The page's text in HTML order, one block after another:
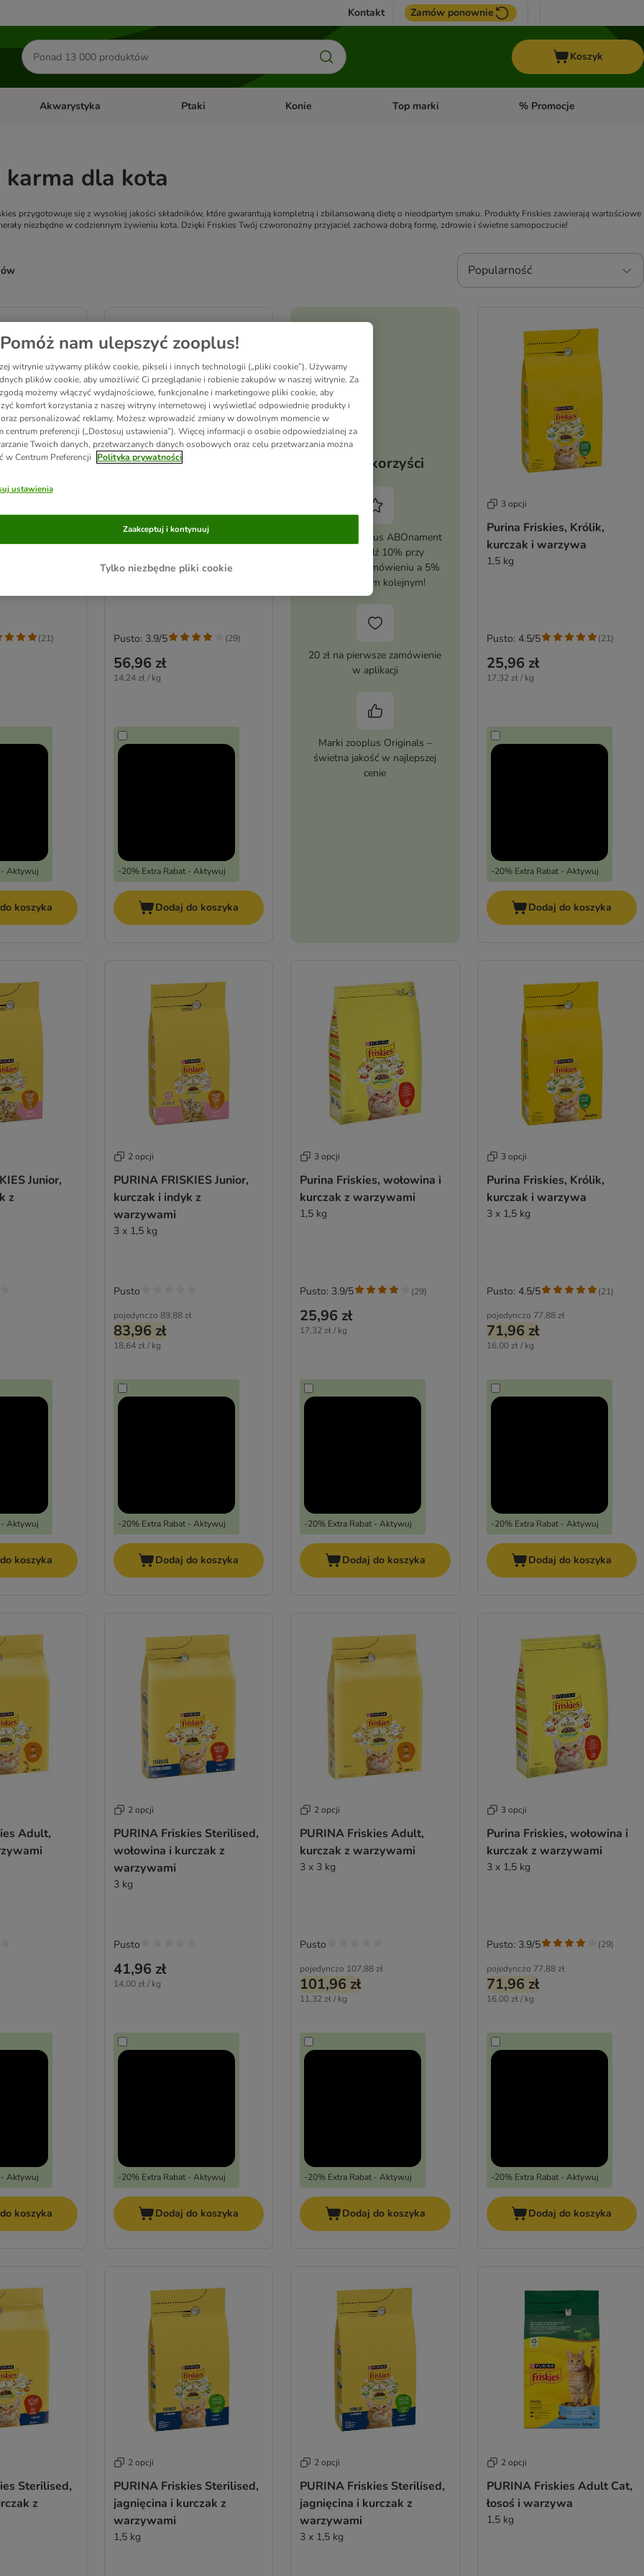
Kontakt Zamów ponownie
Szukaj
produktów
Koszyk
Otwórz menu kategorii: Małe zwierzęta
Akwarystyka Otwórz menu kategorii: Akwarystyka
Ptaki Otwórz menu kategorii: Ptaki
Konie Otwórz menu kategorii: Konie
Top marki Otwórz menu kategorii: Top
% Promocje
karma dla kota
przygotowuje się z wysokiej jakości składników, które gwarantują kompletną i zbilansowaną dietę o nieodpartym smaku. Produkty Friskies zawierają wartościowe
niezbędne w codziennym żywieniu kota. Dzięki Friskies Twój czworonożny przyjaciel zachowa dobrą formę, zdrowie i świetne samopoczucie!
Popularność
Królik,
- Aktywuj
(21)
koszyka
Purina Friskies, wołowina i
kurczak z warzywami
4 kg
56,96 zł
14,24 zł / kg
-20% Extra Rabat - Aktywuj
Pusto: 3.9/5 (29)
Dodaj do koszyka
Twoje korzyści
Aktywuj zooplus ABOnament
i zaoszczędź 10% przy
pierwszym zamówieniu a 5%
przy każdym kolejnym!
20 zł na pierwsze zamówienie
w aplikacji
Marki zooplus Originals –
świetna jakość w najlepszej
cenie
3 opcji
Purina Friskies, Królik,
kurczak i warzywa
1,5 kg
25,96 zł
17,32 zł / kg
-20% Extra Rabat - Aktywuj
Pusto: 4.5/5 (21)
Dodaj do koszyka
Junior,
z
- Aktywuj
koszyka
2 opcji
PURINA FRISKIES Junior,
kurczak i indyk z
warzywami
3 x 1,5 kg
pojedynczo 89,88 zł
83,96 zł
18,64 zł / kg
-20% Extra Rabat - Aktywuj
Pusto
Dodaj do koszyka
3 opcji
Purina Friskies, wołowina i
kurczak z warzywami
1,5 kg
25,96 zł
17,32 zł / kg
-20% Extra Rabat - Aktywuj
Pusto: 3.9/5 (29)
Dodaj do koszyka
3 opcji
Purina Friskies, Królik,
kurczak i warzywa
3 x 1,5 kg
pojedynczo 77,88 zł
71,96 zł
16,00 zł / kg
-20% Extra Rabat - Aktywuj
Pusto: 4.5/5 (21)
Dodaj do koszyka
Adult,
- Aktywuj
koszyka
2 opcji
PURINA Friskies Sterilised,
wołowina i kurczak z
warzywami
3 kg
41,96 zł
14,00 zł / kg
-20% Extra Rabat - Aktywuj
Pusto
Dodaj do koszyka
2 opcji
PURINA Friskies Adult,
kurczak z warzywami
3 x 3 kg
pojedynczo 107,88 zł
101,96 zł
11,32 zł / kg
-20% Extra Rabat - Aktywuj
Pusto
Dodaj do koszyka
3 opcji
Purina Friskies, wołowina i
kurczak z warzywami
3 x 1,5 kg
pojedynczo 77,88 zł
71,96 zł
16,00 zł / kg
-20% Extra Rabat - Aktywuj
Pusto: 3.9/5 (29)
Dodaj do koszyka
Sterilised,
z
2 opcji
PURINA Friskies Sterilised,
jagnięcina i kurczak z
warzywami
1,5 kg
2 opcji
PURINA Friskies Sterilised,
jagnięcina i kurczak z
warzywami
3 x 1,5 kg
2 opcji
PURINA Friskies Adult Cat,
łosoś i warzywa
1,5 kg
Pomóż nam ulepszyć zooplus!
witrynie używamy plików cookie, pikseli i innych technologii („pliki cookie”). Używamy
plików cookie, aby umożliwić Ci przeglądanie i robienie zakupów w naszej witrynie. Za
możemy włączyć wydajnościowe, funkcjonalne i marketingowe pliki cookie, aby
komfort korzystania z naszej witryny internetowej i wyświetlać odpowiednie produkty i
oraz personalizować reklamy. Możesz wprowadzić zmiany w dowolnym momencie w
centrum preferencji („Dostosuj ustawienia”). Więcej informacji o osobie odpowiedzialnej za
Twoich danych, przetwarzanych danych osobowych oraz celu przetwarzania można
w Centrum Preferencji
Polityka prywatności
ustawienia
Tylko niezbędne pliki cookie
Zaakceptuj i kontynuuj